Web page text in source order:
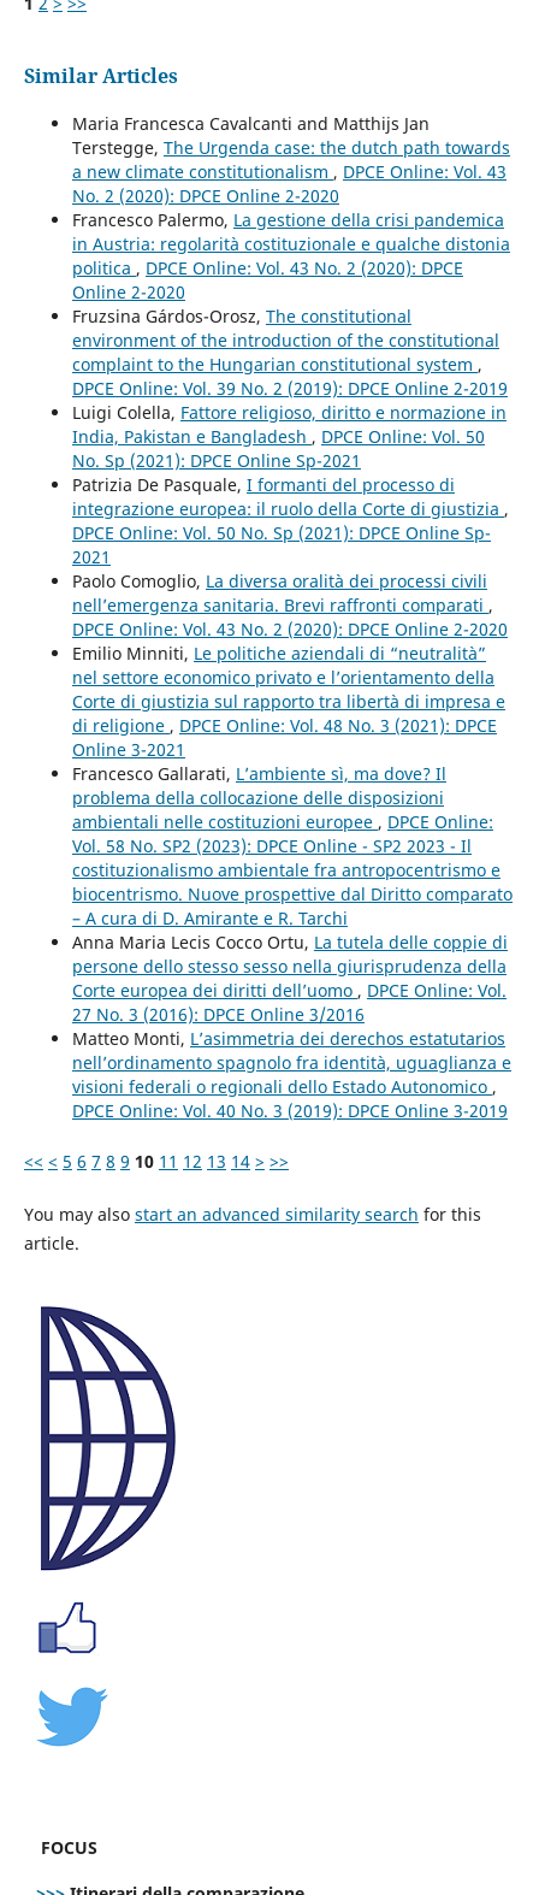
Similar Articles
Maria Francesca Cavalcanti and Matthijs Jan
Terstegge, The Urgenda case: the dutch path towards
a new climate constitutionalism , DPCE Online: Vol. 43
No. 2 (2020): DPCE Online 2-2020
Francesco Palermo, La gestione della crisi pandemica
in Austria: regolarità costituzionale e qualche distonia
politica , DPCE Online: Vol. 43 No. 2 (2020): DPCE
Online 2-2020
Fruzsina Gárdos-Orosz, The constitutional
environment of the introduction of the constitutional
complaint to the Hungarian constitutional system ,
DPCE Online: Vol. 39 No. 2 (2019): DPCE Online 2-2019
Luigi Colella, Fattore religioso, diritto e normazione in
India, Pakistan e Bangladesh , DPCE Online: Vol. 50
No. Sp (2021): DPCE Online Sp-2021
Patrizia De Pasquale, I formanti del processo di
integrazione europea: il ruolo della Corte di giustizia ,
DPCE Online: Vol. 50 No. Sp (2021): DPCE Online Sp-
2021
Paolo Comoglio, La diversa oralità dei processi civili
nell’emergenza sanitaria. Brevi raffronti comparati ,
DPCE Online: Vol. 43 No. 2 (2020): DPCE Online 2-2020
Emilio Minniti, Le politiche aziendali di “neutralità”
nel settore economico privato e l’orientamento della
Corte di giustizia sul rapporto tra libertà di impresa e
di religione , DPCE Online: Vol. 48 No. 3 (2021): DPCE
Online 3-2021
Francesco Gallarati, L’ambiente sì, ma dove? Il
problema della collocazione delle disposizioni
ambientali nelle costituzioni europee , DPCE Online:
Vol. 58 No. SP2 (2023): DPCE Online - SP2 2023 - Il
costituzionalismo ambientale fra antropocentrismo e
biocentrismo. Nuove prospettive dal Diritto comparato
– A cura di D. Amirante e R. Tarchi
Anna Maria Lecis Cocco Ortu, La tutela delle coppie di
persone dello stesso sesso nella giurisprudenza della
Corte europea dei diritti dell’uomo , DPCE Online: Vol.
27 No. 3 (2016): DPCE Online 3/2016
Matteo Monti, L’asimmetria dei derechos estatutarios
nell’ordinamento spagnolo fra identità, uguaglianza e
visioni federali o regionali dello Estado Autonomico ,
DPCE Online: Vol. 40 No. 3 (2019): DPCE Online 3-2019
<< < 5 6 7 8 9 10 11 12 13 14 > >>
You may also start an advanced similarity search for this
article.
FOCUS